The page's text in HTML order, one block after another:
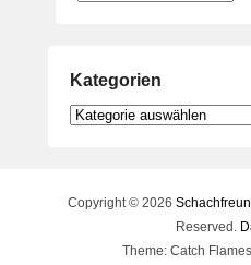
Kategorien
Kategorien
Copyright © 2026
Reserved.
Theme: Catch